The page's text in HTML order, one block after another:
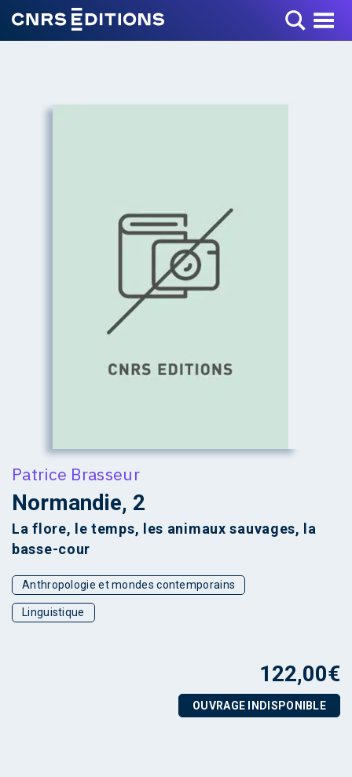
Toggle Menu
Patrice Brasseur
Normandie, 2
La flore, le temps, les animaux sauvages, la
basse-cour
Anthropologie et mondes contemporains
Linguistique
122,00€
OUVRAGE INDISPONIBLE